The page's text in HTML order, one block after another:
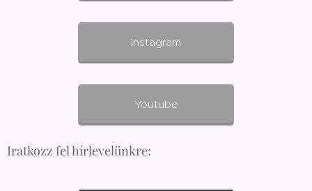
Instagram
Youtube
Iratkozz fel hírlevelünkre: